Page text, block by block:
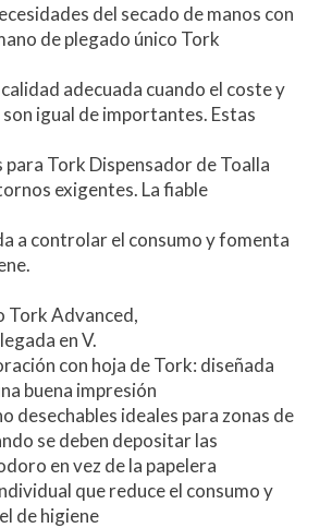
del secado de manos con
de plegado único Tork
adecuada cuando el coste y
igual de importantes. Estas
para Tork Dispensador de Toalla
exigentes. La fiable
a controlar el consumo y fomenta
Tork Advanced,
en V.
con hoja de Tork: diseñada
buena impresión
desechables ideales para zonas de
se deben depositar las
en vez de la papelera
que reduce el consumo y
de higiene